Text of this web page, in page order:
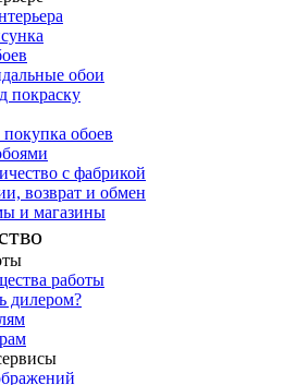
обои
покраску
обоев
с фабрикой
возврат и обмен
и магазины
работы
дилером?